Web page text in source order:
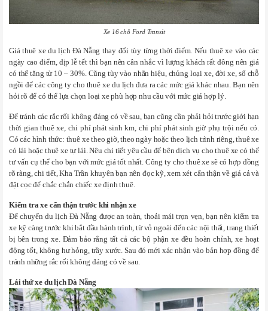
Xe 16 chỗ Ford Transit
Giá thuê xe du lịch Đà Nẵng thay đổi tùy từng thời điểm. Nếu thuê xe vào các
ngày cao điểm, dịp lễ tết thì bạn nên cân nhắc vì lượng khách rất đông nên giá
có thể tăng từ 10 – 30%. Cũng tùy vào nhãn hiệu, chủng loại xe, đời xe, số chỗ
ngồi để các công ty cho thuê xe du lịch đưa ra các mức giá khác nhau. Bạn nên
hỏi rõ để có thể lựa chọn loại xe phù hợp nhu cầu với mức giá hợp lý.
Để tránh các rắc rối không đáng có về sau, bạn cũng cần phải hỏi trước giới hạn
thời gian thuê xe, chi phí phát sinh km, chi phí phát sinh giờ phụ trội nếu có.
Có các hình thức: thuê xe theo giờ, theo ngày hoặc theo lịch trình riêng, thuê xe
có lái hoặc thuê xe tự lái. Nêu chi tiết yêu cầu để bên dịch vụ cho thuê xe có thể
tư vấn cụ thể cho bạn với mức giá tốt nhất. Công ty cho thuê xe sẽ có hợp đồng
rõ ràng, chi tiết, Kha Trần khuyên bạn nên đọc kỹ, xem xét cẩn thận về giá cả và
đặt cọc để chắc chắn chiếc xe định thuê.
Kiểm tra xe cẩn thận trước khi nhận xe
Để chuyến du lịch Đà Nẵng được an toàn, thoải mái trọn vẹn, bạn nên kiểm tra
xe kỹ càng trước khi bắt đầu hành trình, từ vỏ ngoài đến các nội thất, trang thiết
bị bên trong xe. Đảm bảo rằng tất cả các bộ phận xe đều hoàn chỉnh, xe hoạt
động tốt, không hư hỏng, trầy xước. Sau đó mới xác nhận vào bản hợp đồng để
tránh những rắc rối không đáng có về sau.
Lái thử xe du lịch Đà Nẵng